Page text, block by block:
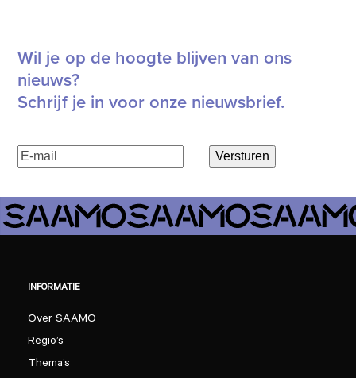
Wil je op de hoogte blijven van ons
nieuws?
Schrijf je in voor onze nieuwsbrief.
E-
mailadres(Vereist)
Versturen
INFORMATIE
Over SAAMO
Regio’s
Thema’s